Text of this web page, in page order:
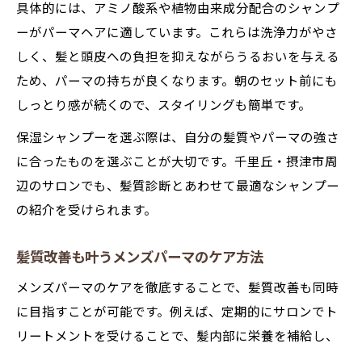
具体的には、アミノ酸系や植物由来成分配合のシャンプ
ーがパーマヘアに適しています。これらは洗浄力がやさ
しく、髪と頭皮への負担を抑えながらうるおいを与える
ため、パーマの持ちが良くなります。朝のセット前にも
しっとり感が続くので、スタイリングも簡単です。
保湿シャンプーを選ぶ際は、自分の髪質やパーマの強さ
に合ったものを選ぶことが大切です。千里丘・摂津市周
辺のサロンでも、髪質診断とあわせて最適なシャンプー
の紹介を受けられます。
髪質改善も叶うメンズパーマのケア方法
メンズパーマのケアを徹底することで、髪質改善も同時
に目指すことが可能です。例えば、定期的にサロンでト
リートメントを受けることで、髪内部に栄養を補給し、